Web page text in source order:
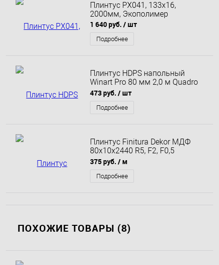
Плинтус PX041, 133х16,
2000мм, Экополимер
1 640 руб. / шт
Подробнее
Плинтус HDPS напольный
Winart Pro 80 мм 2,0 м Quadro
Дуб Эверест
473 руб. / шт
Подробнее
Плинтус Finitura Dekor МДФ
80х10х2440 R5, F2, F0,5
грунтованный
375 руб. / м
Подробнее
ПОХОЖИЕ ТОВАРЫ (8)